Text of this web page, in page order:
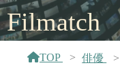
Filmatch
TOP 俳優